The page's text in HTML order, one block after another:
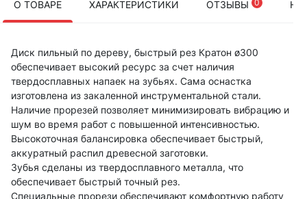
О ТОВАРЕ ХАРАКТЕРИСТИКИ ОТЗЫВЫ 0
Диск пильный по дереву, быстрый рез Кратон ø300
обеспечивает высокий ресурс за счет наличия
твердосплавных напаек на зубьях. Сама оснастка
изготовлена из закаленной инструментальной стали.
Наличие прорезей позволяет минимизировать вибрацию и
шум во время работ с повышенной интенсивностью.
Высокоточная балансировка обеспечивает быстрый,
аккуратный распил древесной заготовки.
Зубья сделаны из твердосплавного металла, что
обеспечивает быстрый точный рез.
Специальные прорези обеспечивают комфортную работу